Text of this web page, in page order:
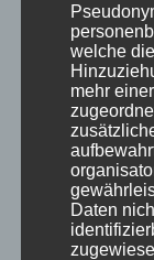
welche
mehr
Daten